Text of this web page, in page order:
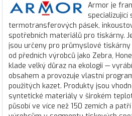
Armor je
specializující
termotransferových pásek,
spotřebních materiálů pro tiskárny.
jsou určeny pro průmyslové
od předních výrobců jako Zebra,
klade velký důraz na ekologii —
obsahem a provozuje vlastní
použitých kazet. Produkty jsou
syntetické materiály v širokém
působí ve více než 150 zemích a